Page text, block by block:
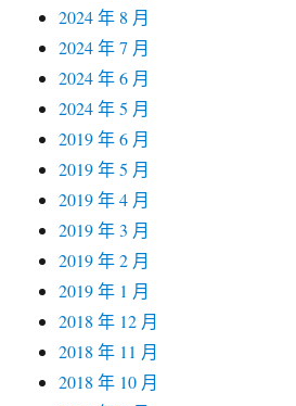
2024 年 8 月
2024 年 7 月
2024 年 6 月
2024 年 5 月
2019 年 6 月
2019 年 5 月
2019 年 4 月
2019 年 3 月
2019 年 2 月
2019 年 1 月
2018 年 12 月
2018 年 11 月
2018 年 10 月